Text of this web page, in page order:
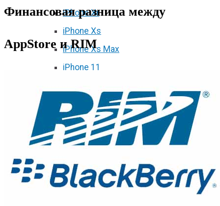
iPhone Xr
iPhone Xs
iPhone Xs Max
iPhone 11
iPhone 11 Pro Max
iPhone 12 mini
iPhone 12
iPhone 12 Pro Max
Финансовая разница между
AppStore и RIM